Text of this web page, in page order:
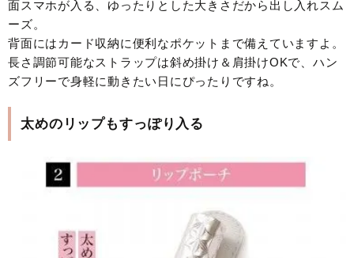
面スマホが入る、ゆったりとした大きさだから出し入れスム
ーズ。
背面にはカード収納に便利なポケットまで備えていますよ。
長さ調節可能なストラップは斜め掛け＆肩掛けOKで、ハン
ズフリーで身軽に動きたい日にぴったりですね。
太めのリップもすっぽり入る